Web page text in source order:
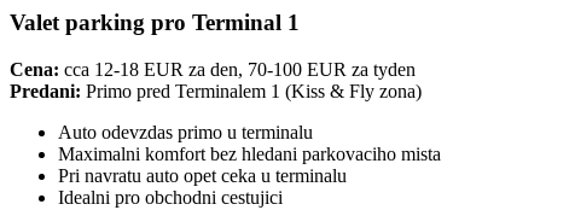
Valet parking pro Terminal 1
Cena: cca 12-18 EUR za den, 70-100 EUR za tyden
Predani: Primo pred Terminalem 1 (Kiss & Fly zona)
Auto odevzdas primo u terminalu
Maximalni komfort bez hledani parkovaciho mista
Pri navratu auto opet ceka u terminalu
Idealni pro obchodni cestujici